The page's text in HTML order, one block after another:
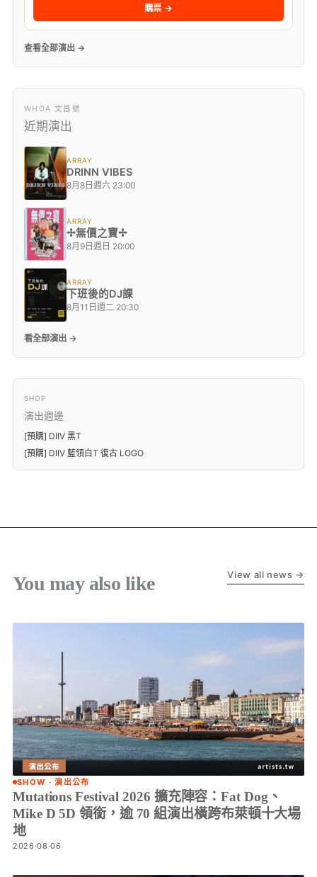
購票 →
查看全部演出 →
WHOA 文昌號
近期演出
ARRAY
DRINN VIBES
8月8日週六 23:00
ARRAY
✢無價之寶✢
8月9日週日 20:00
ARRAY
下班後的DJ課
8月11日週二 20:30
看全部演出 →
SHOP
演出週邊
[預購] DIIV 黑T
[預購] DIIV 藍領白T 復古 LOGO
You may also like View all news →
SHOW · 演出公布
Mutations Festival 2026 擴充陣容：Fat Dog、
Mike D 5D 領銜，逾 70 組演出橫跨布萊頓十大場
地
2026·08·06